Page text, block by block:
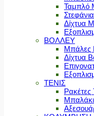
Ταμπλό
Δίχτυα
ΒΟΛΛΕΥ
Μπάλες
Δίχτυα
ΤΕΝΙΣ
Ρακέτες